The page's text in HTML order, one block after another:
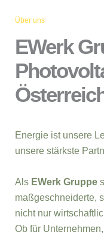
Über uns
EWerk
Energie ist unsere
unsere stärkste
Als EWerk Gruppe
maßgeschneiderte,
nicht nur
Ob für